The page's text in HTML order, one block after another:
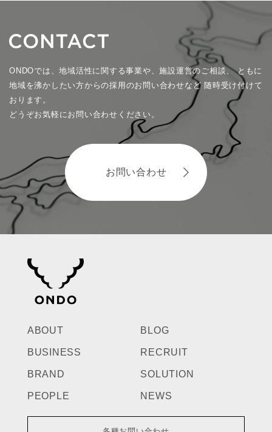
ONDOでは、地域活性に関する事業や、施設運営のご相談、ともに
地域を沸かしたい方からの採用のお問い合わせなど 随時受け付けて
おります。
どうぞお気軽にお問い合わせください。
お問い合わせ
ABOUT
BUSINESS
BRAND
PEOPLE
BLOG
RECRUIT
SOLUTION
NEWS